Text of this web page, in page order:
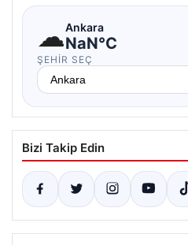
☁Ankara
NaN°C
ŞEHIR SEÇ
Bizi Takip Edin